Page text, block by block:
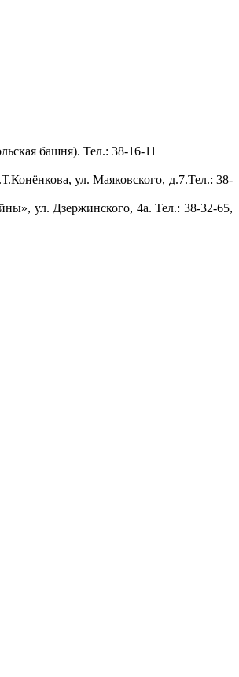
башня). Тел.: 38-16-11
ул. Маяковского, д.7.Тел.: 38-
ул. Дзержинского, 4а. Тел.: 38-32-65,